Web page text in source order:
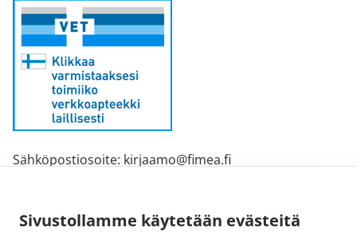
Sivustollamme käytetään evästeitä
Sähköpostiosoite: kirjaamo@fimea.fi